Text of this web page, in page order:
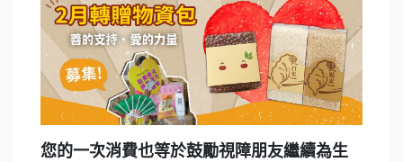
您的一次消費也等於鼓勵視障朋友繼續為生